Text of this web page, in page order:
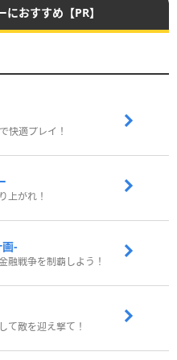
おすすめ【PR】
快適プレイ！
上がれ！
-
融戦争を制覇しよう！
て敵を迎え撃て！